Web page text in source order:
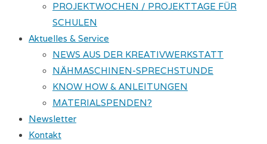
PROJEKTWOCHEN / PROJEKTTAGE FÜR
SCHULEN
Aktuelles & Service
NEWS AUS DER KREATIVWERKSTATT
NÄHMASCHINEN-SPRECHSTUNDE
KNOW HOW & ANLEITUNGEN
MATERIALSPENDEN?
Newsletter
Kontakt